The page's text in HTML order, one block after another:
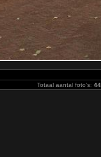
Totaal aantal foto's: 44